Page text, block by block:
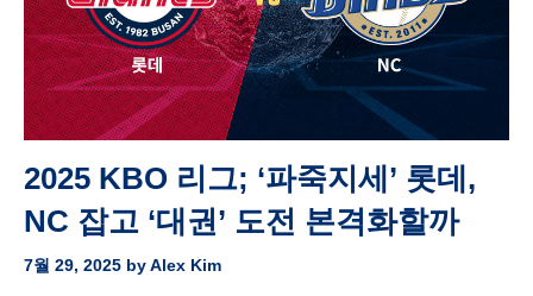
2025 KBO 리그; ‘파죽지세’ 롯데,
NC 잡고 ‘대권’ 도전 본격화할까
7월 29, 2025 byAlex Kim